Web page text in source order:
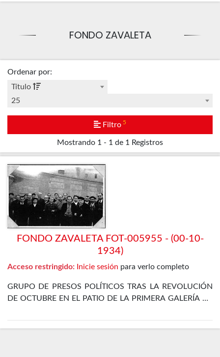
FONDO ZAVALETA
Mostrando 1 - 1 de 1 Registros
Ordenar por:
Título
25
Filtro 5
FONDO ZAVALETA FOT-005955 - (00-10-
1934)
Acceso restringido: Inicie sesión para verlo completo
GRUPO DE PRESOS POLÍTICOS TRAS LA REVOLUCIÓN
DE OCTUBRE EN EL PATIO DE LA PRIMERA GALERÍA DE
ENCUENTRA EL PROPIO ZAVALETA, ENRIQUE DE